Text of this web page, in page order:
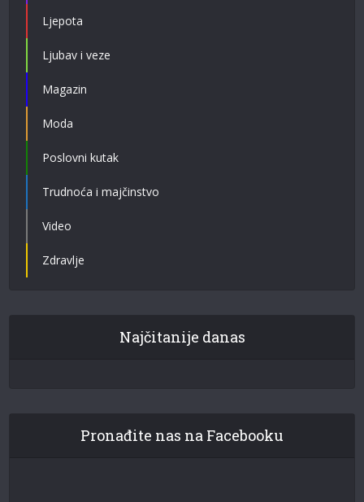
Ljepota
Ljubav i veze
Magazin
Moda
Poslovni kutak
Trudnoća i majčinstvo
Video
Zdravlje
Najčitanije danas
Pronađite nas na Facebooku